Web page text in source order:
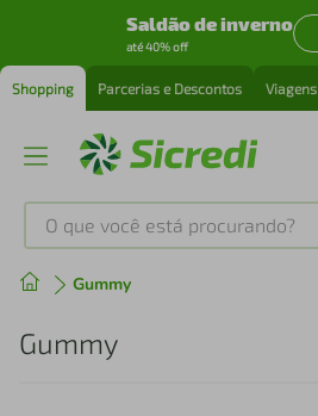
Saldão de inverno
até 40% off
Shopping Parcerias e Descontos Viagens
O que você está procurando?
Gummy
Gummy
Produtos mais buscados